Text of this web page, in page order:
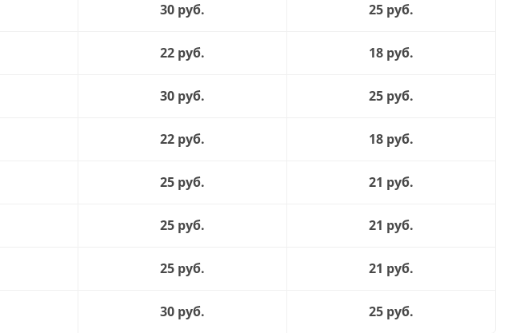
30 руб. 25 руб.
22 руб. 18 руб.
30 руб. 25 руб.
22 руб. 18 руб.
25 руб. 21 руб.
25 руб. 21 руб.
25 руб. 21 руб.
30 руб. 25 руб.